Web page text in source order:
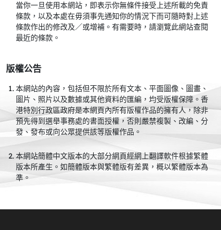
當你一旦使用本網站，即表示你無條件接受上述所載的免責
條款，以及本處在毋須事先通知你的情況下而可隨時對上述
條款作出的修改及／或增補。有需要時，請瀏覽此網站查閱
最近的條款。
版權公告
本網站的內容，包括但不限於所有文本、平面圖像、圖畫、
圖片、照片以及數據或其他資料的匯編，均受版權保障。香
港特別行政區政府是本網頁內所有版權作品的擁有人，除非
預先得到選舉事務處的書面授權，否則嚴禁複製、改編、分
發、發布或向公眾提供該等版權作品。
本網站簡體中文版本的大部分網頁經網上翻譯軟件根據繁體
版本所產生。如簡體版本與繁體版有差異，概以繁體版本為
準。